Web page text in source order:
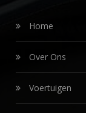
Home
Over Ons
Voertuigen